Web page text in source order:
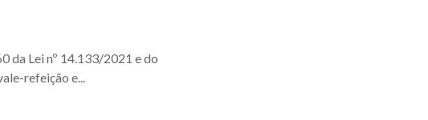
da Lei nº 14.133/2021 e do
refeição e...